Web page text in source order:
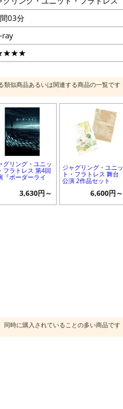
03分
ray
類似商品あるいは関連する商品の一覧です
グリング・ユニッ
フラトレス 第4回
『ボーダーライ
3,630円～
ジャグリング・ユニッ
ト・フラトレス 舞台
公演 2作品セット
6,600円～
同時に購入されていることの多い商品です